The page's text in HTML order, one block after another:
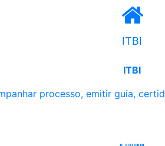
ITBI
ITBI
processo, emitir guia,